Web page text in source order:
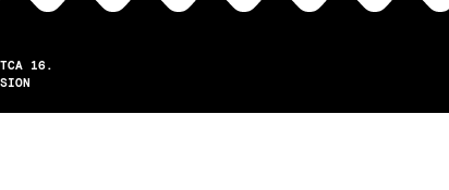
16.